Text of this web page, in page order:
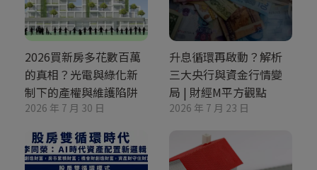
2026買新房多花數百萬
的真相？光電與綠化新
制下的產權與維護陷阱
2026 年 7 月 30 日
升息循環再啟動？解析
三大央行與資金行情變
局 | 財經M平方觀點
2026 年 7 月 23 日